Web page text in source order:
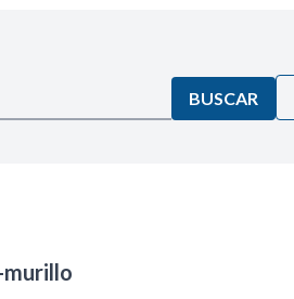
BUSCAR